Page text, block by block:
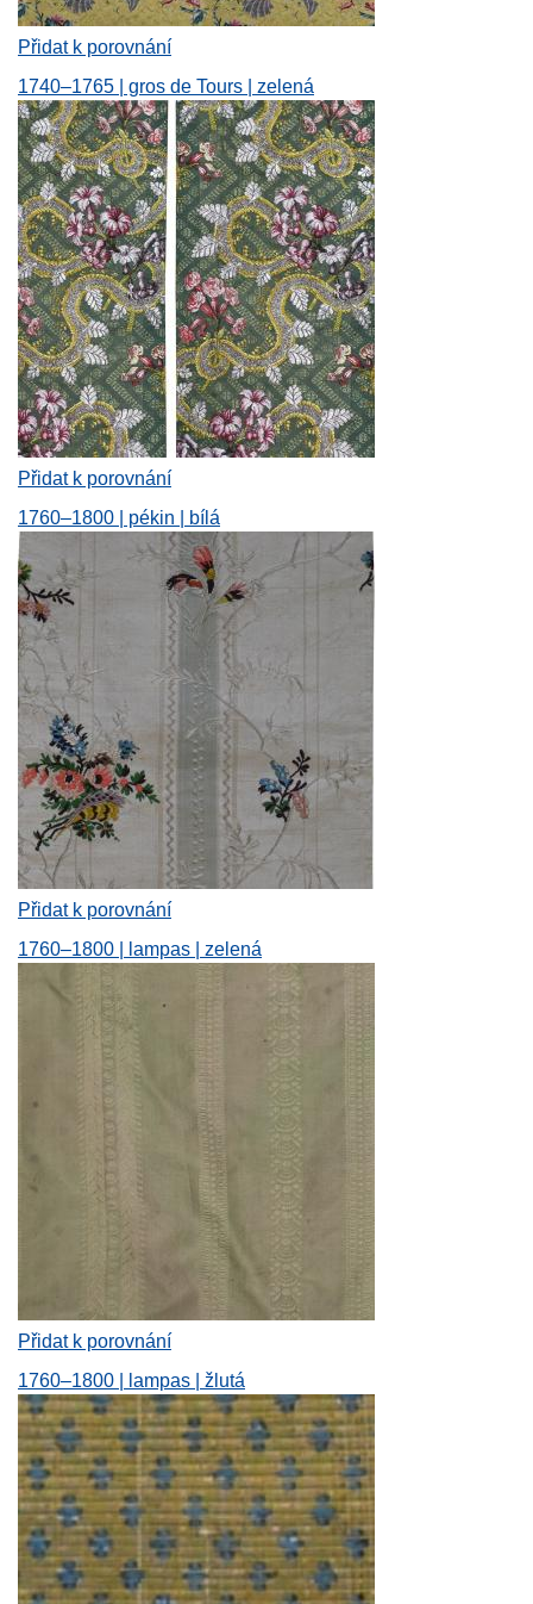
Přidat k porovnání
1740–1765 | gros de Tours | zelená
Přidat k porovnání
1760–1800 | pékin | bílá
Přidat k porovnání
1760–1800 | lampas | zelená
Přidat k porovnání
1760–1800 | lampas | žlutá